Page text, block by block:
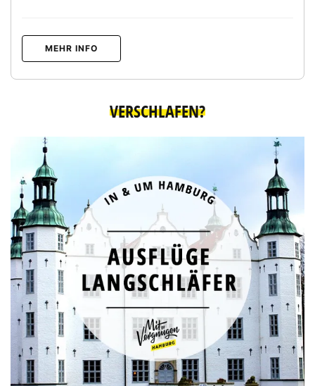
MEHR INFO
VERSCHLAFEN?